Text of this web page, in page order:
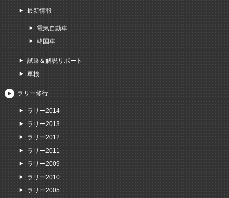
最新情報
電気自動車
韓国車
試乗＆解説リポート
車検
ラリー修行
ラリー2014
ラリー2013
ラリー2012
ラリー2011
ラリー2009
ラリー2010
ラリー2005